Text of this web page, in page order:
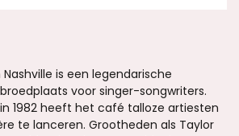
is een legendarische
voor singer-songwriters.
1982 heeft het café talloze artiesten
te lanceren. Grootheden als Taylor